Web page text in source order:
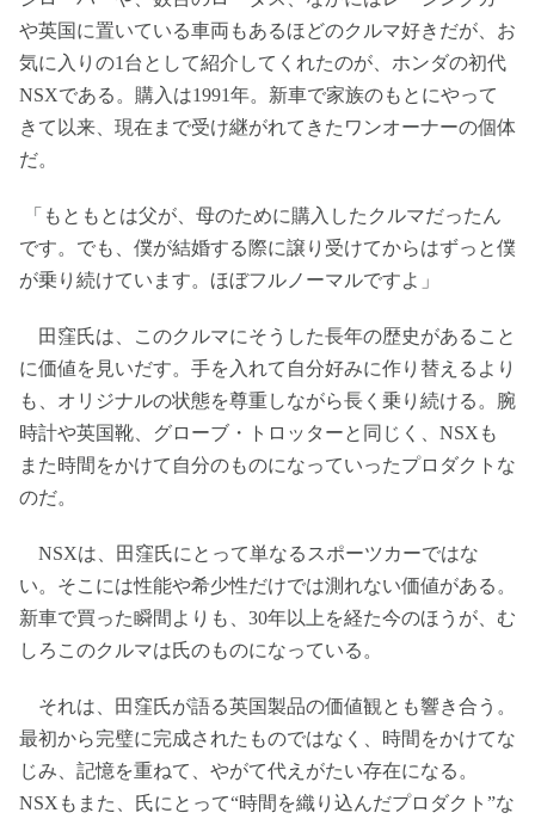
や英国に置いている車両もあるほどのクルマ好きだが、お
気に入りの1台として紹介してくれたのが、ホンダの初代
NSXである。購入は1991年。新車で家族のもとにやって
きて以来、現在まで受け継がれてきたワンオーナーの個体
だ。
「もともとは父が、母のために購入したクルマだったん
です。でも、僕が結婚する際に譲り受けてからはずっと僕
が乗り続けています。ほぼフルノーマルですよ」
田窪氏は、このクルマにそうした長年の歴史があること
に価値を見いだす。手を入れて自分好みに作り替えるより
も、オリジナルの状態を尊重しながら長く乗り続ける。腕
時計や英国靴、グローブ・トロッターと同じく、NSXも
また時間をかけて自分のものになっていったプロダクトな
のだ。
NSXは、田窪氏にとって単なるスポーツカーではな
い。そこには性能や希少性だけでは測れない価値がある。
新車で買った瞬間よりも、30年以上を経た今のほうが、む
しろこのクルマは氏のものになっている。
それは、田窪氏が語る英国製品の価値観とも響き合う。
最初から完璧に完成されたものではなく、時間をかけてな
じみ、記憶を重ねて、やがて代えがたい存在になる。
NSXもまた、氏にとって“時間を織り込んだプロダクト”な